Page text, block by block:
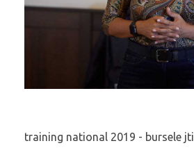
training national 2019 - bursele jti